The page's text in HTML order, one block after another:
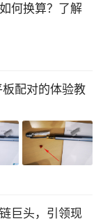
何换算？了解
配对的体验教
巨头，引领现